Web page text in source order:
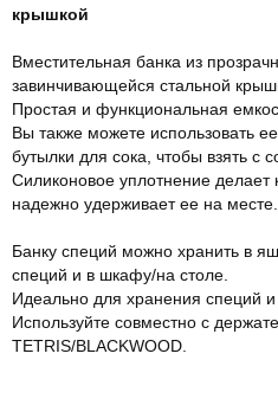
крышкой
Вместительная банка из
завинчивающейся стальной
Простая и функциональная
Вы также можете использовать
бутылки для сока, чтобы взять с
Силиконовое уплотнение
надежно удерживает ее на месте.
Банку специй можно хранить в
специй и в шкафу/на столе.
Идеально для хранения специй и
Используйте совместно с
TETRIS/BLACKWOOD.